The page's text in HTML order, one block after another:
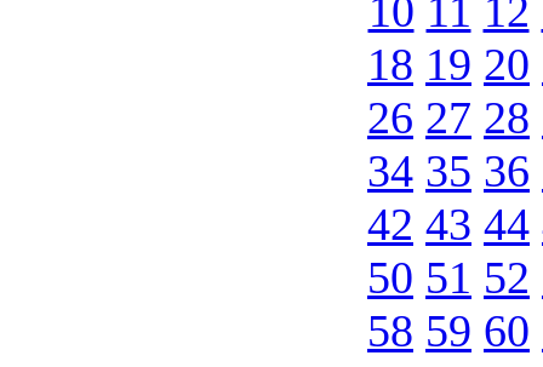
10 11 12
18 19 20
26 27 28
34 35 36
42 43 44
50 51 52
58 59 60